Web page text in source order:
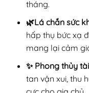
tháng.
🌿Lá chắn sức
hấp thụ bức xạ
mang lại cảm
✨ Phong thủy
tan vận xui, thu